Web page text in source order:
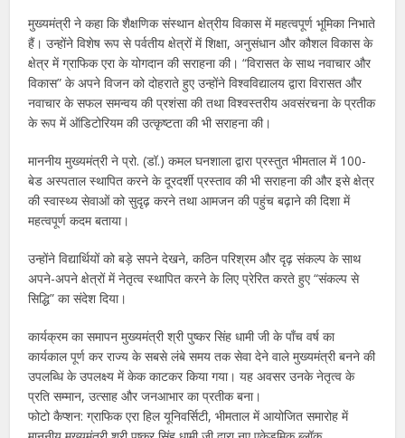
मुख्यमंत्री ने कहा कि शैक्षणिक संस्थान क्षेत्रीय विकास में महत्वपूर्ण भूमिका निभाते
हैं। उन्होंने विशेष रूप से पर्वतीय क्षेत्रों में शिक्षा, अनुसंधान और कौशल विकास के
क्षेत्र में ग्राफिक एरा के योगदान की सराहना की। “विरासत के साथ नवाचार और
विकास” के अपने विजन को दोहराते हुए उन्होंने विश्वविद्यालय द्वारा विरासत और
नवाचार के सफल समन्वय की प्रशंसा की तथा विश्वस्तरीय अवसंरचना के प्रतीक
के रूप में ऑडिटोरियम की उत्कृष्टता की भी सराहना की।
माननीय मुख्यमंत्री ने प्रो. (डॉ.) कमल घनशाला द्वारा प्रस्तुत भीमताल में 100-
बेड अस्पताल स्थापित करने के दूरदर्शी प्रस्ताव की भी सराहना की और इसे क्षेत्र
की स्वास्थ्य सेवाओं को सुदृढ़ करने तथा आमजन की पहुंच बढ़ाने की दिशा में
महत्वपूर्ण कदम बताया।
उन्होंने विद्यार्थियों को बड़े सपने देखने, कठिन परिश्रम और दृढ़ संकल्प के साथ
अपने-अपने क्षेत्रों में नेतृत्व स्थापित करने के लिए प्रेरित करते हुए “संकल्प से
सिद्धि” का संदेश दिया।
कार्यक्रम का समापन मुख्यमंत्री श्री पुष्कर सिंह धामी जी के पाँच वर्ष का
कार्यकाल पूर्ण कर राज्य के सबसे लंबे समय तक सेवा देने वाले मुख्यमंत्री बनने की
उपलब्धि के उपलक्ष्य में केक काटकर किया गया। यह अवसर उनके नेतृत्व के
प्रति सम्मान, उत्साह और जनआभार का प्रतीक बना।
फोटो कैप्शन: ग्राफिक एरा हिल यूनिवर्सिटी, भीमताल में आयोजित समारोह में